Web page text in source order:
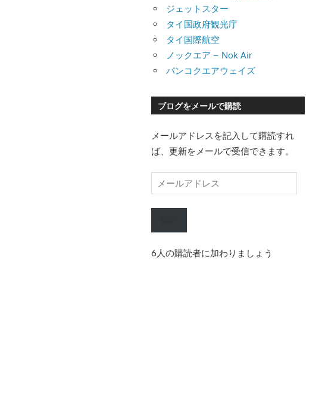
ジェットスター
タイ国政府観光庁
タイ国際航空
ノックエア – Nok Air
バンコクエアウェイズ
ブログをメールで購読
メールアドレスを記入して購読すれ
ば、更新をメールで受信できます。
ー
ル
レ
6人の購読者に加わりましょう